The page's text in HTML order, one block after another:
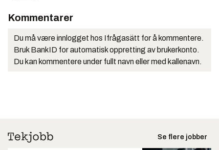
Kommentarer
Du må være innlogget hos Ifrågasätt for å kommentere.
Bruk BankID for automatisk oppretting av brukerkonto.
Du kan kommentere under fullt navn eller med kallenavn.
Se flere jobber